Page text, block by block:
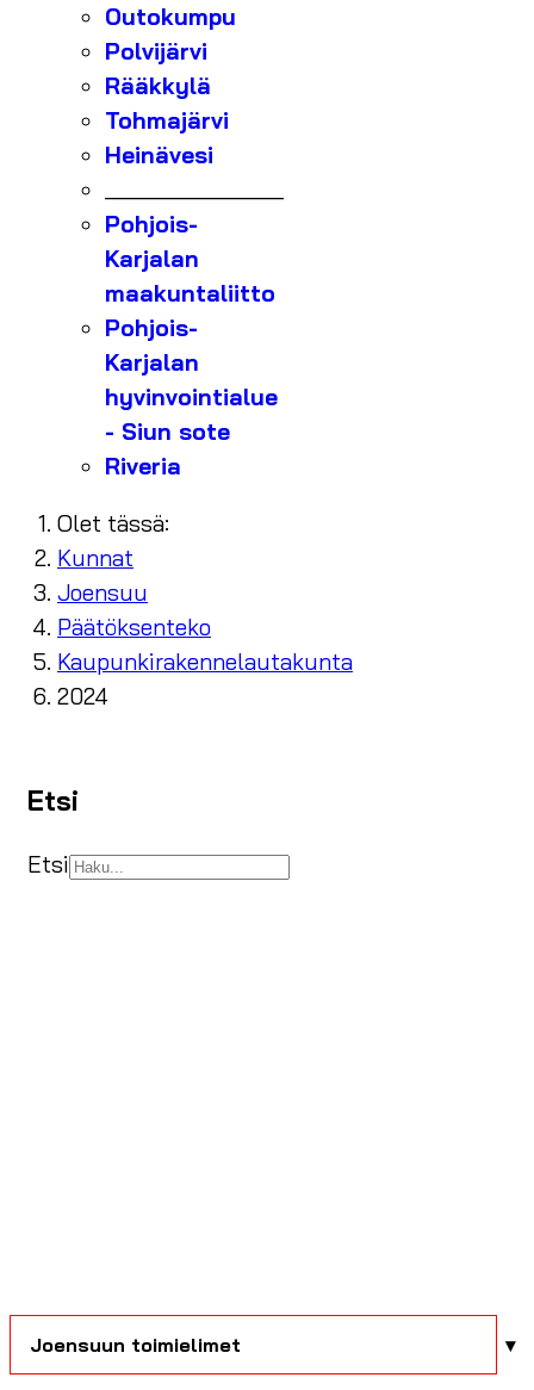
Outokumpu
Polvijärvi
Rääkkylä
Tohmajärvi
Heinävesi
Pohjois-
Karjalan
maakuntaliitto
Pohjois-
Karjalan
hyvinvointialue
- Siun sote
Riveria
Olet tässä:
Kunnat
Joensuu
Päätöksenteko
Kaupunkirakennelautakunta
2024
Etsi
Etsi
Joensuun toimielimet